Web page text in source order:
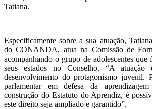
Tatiana.
Especificamente sobre a sua atuação,
do CONANDA, atua na Comissão de
acompanhando o grupo de adolescentes que
seus estados no Conselho. “A
desenvolvimento do protagonismo juvenil.
parlamentar em defesa da
construção do Estatuto do Aprendiz, é
este direito seja ampliado e garantido”.